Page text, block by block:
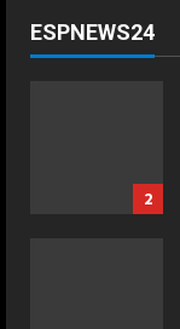
ESPNEWS24
1
2